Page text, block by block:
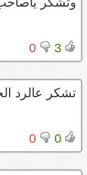
3
0
تشكر عالرد
0
0